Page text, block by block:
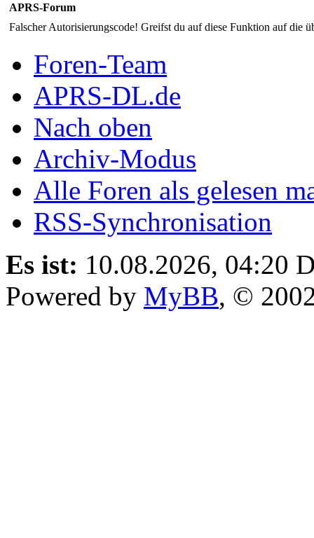
APRS-Forum
Falscher Autorisierungscode! Greifst du auf diese Funktion auf die
Foren-Team
APRS-DL.de
Nach oben
Archiv-Modus
Alle Foren als gelesen
RSS-Synchronisation
Es ist: 10.08.2026, 04:20
Powered by MyBB, ©